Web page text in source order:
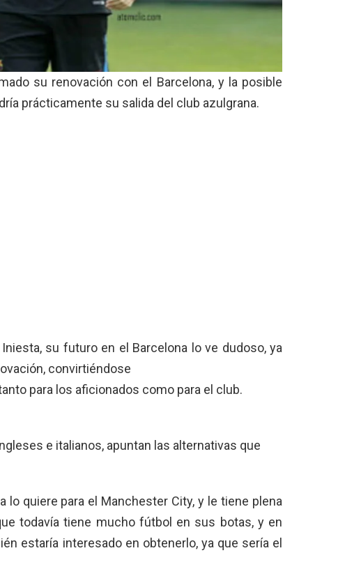
su renovación con el Barcelona, y la posible
prácticamente su salida del club azulgrana.
su futuro en el Barcelona lo ve dudoso, ya
convirtiéndose
para los aficionados como para el club.
e italianos, apuntan las alternativas que
lo quiere para el Manchester City, y le tiene plena
todavía tiene mucho fútbol en sus botas, y en
estaría interesado en obtenerlo, ya que sería el